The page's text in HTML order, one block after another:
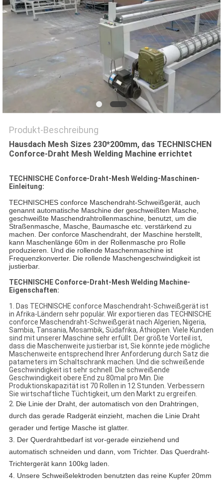
SITEMAP
PRIVACY
POLICY
Produkt-Beschreibung
Hausdach Mesh Sizes 230*200mm, das TECHNISCHEN
Conforce-Draht Mesh Welding Machine errichtet
TECHNISCHE Conforce-Draht-Mesh Welding-Maschinen-
Einleitung:
TECHNISCHES conforce Maschendraht-Schweißgerät, auch
genannt automatische Maschine der geschweißten Masche,
geschweißte Maschendrahtrollenmaschine, benutzt, um die
Straßenmasche, Masche, Baumasche etc. verstärkend zu
machen. Der conforce Maschendraht, der Maschine herstellt,
kann Maschenlänge 60m in der Rollenmasche pro Rolle
produzieren. Und die rollende Maschenmaschine ist
Frequenzkonverter. Die rollende Maschengeschwindigkeit ist
justierbar.
TECHNISCHE Conforce-Draht-Mesh Welding Machine-
Eigenschaften:
1. Das TECHNISCHE conforce Maschendraht-Schweißgerät ist
in Afrika-Ländern sehr populär. Wir exportieren das TECHNISCHE
conforce Maschendraht-Schweißgerät nach Algerien, Nigeria,
Sambia, Tansania, Mosambik, Südafrika, Äthiopien. Viele Kunden
sind mit unserer Maschine sehr erfüllt. Der größte Vorteil ist,
dass die Maschenweite justierbar ist, Sie könnte jede mögliche
Maschenweite entsprechend Ihrer Anforderung durch Satz die
patameters im Schaltschrank machen. Und die schweißende
Geschwindigkeit ist sehr schnell. Die schweißende
Geschwindigkeit obere End zu 80mal pro Min. Die
Produktionskapazität ist 70 Rollen in 12 Stunden. Verbessern
Sie wirtschaftliche Tüchtigkeit, um den Markt zu ergreifen.
2. Die Linie der Draht, der automatisch von den Drahtringen,
durch das gerade Radgerät einzieht, machen die Linie Draht
gerader und fertige Masche ist glatter.
3. Der Querdrahtbedarf ist vor-gerade einziehend und
automatisch schneiden und dann, vom Trichter. Das Querdraht-
Trichtergerät kann 100kg laden.
4. Unsere Schweißelektroden benutzten das reine Kupfer 20mm